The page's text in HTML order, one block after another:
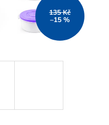
135 Kč
–15 %